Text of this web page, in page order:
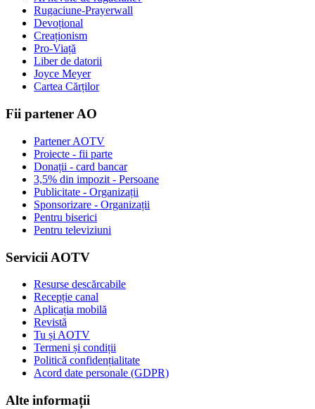
Rugaciune-Prayerwall
Devoțional
Creaționism
Pro-Viață
Liber de datorii
Joyce Meyer
Cartea Cărților
Fii partener AO
Partener AOTV
Proiecte - fii parte
Donații - card bancar
3,5% din impozit - Persoane
Publicitate - Organizații
Sponsorizare - Organizații
Pentru biserici
Pentru televiziuni
Servicii AOTV
Resurse descărcabile
Recepție canal
Aplicația mobilă
Revistă
Tu și AOTV
Termeni și condiții
Politică confidențialitate
Acord date personale (GDPR)
Alte informații